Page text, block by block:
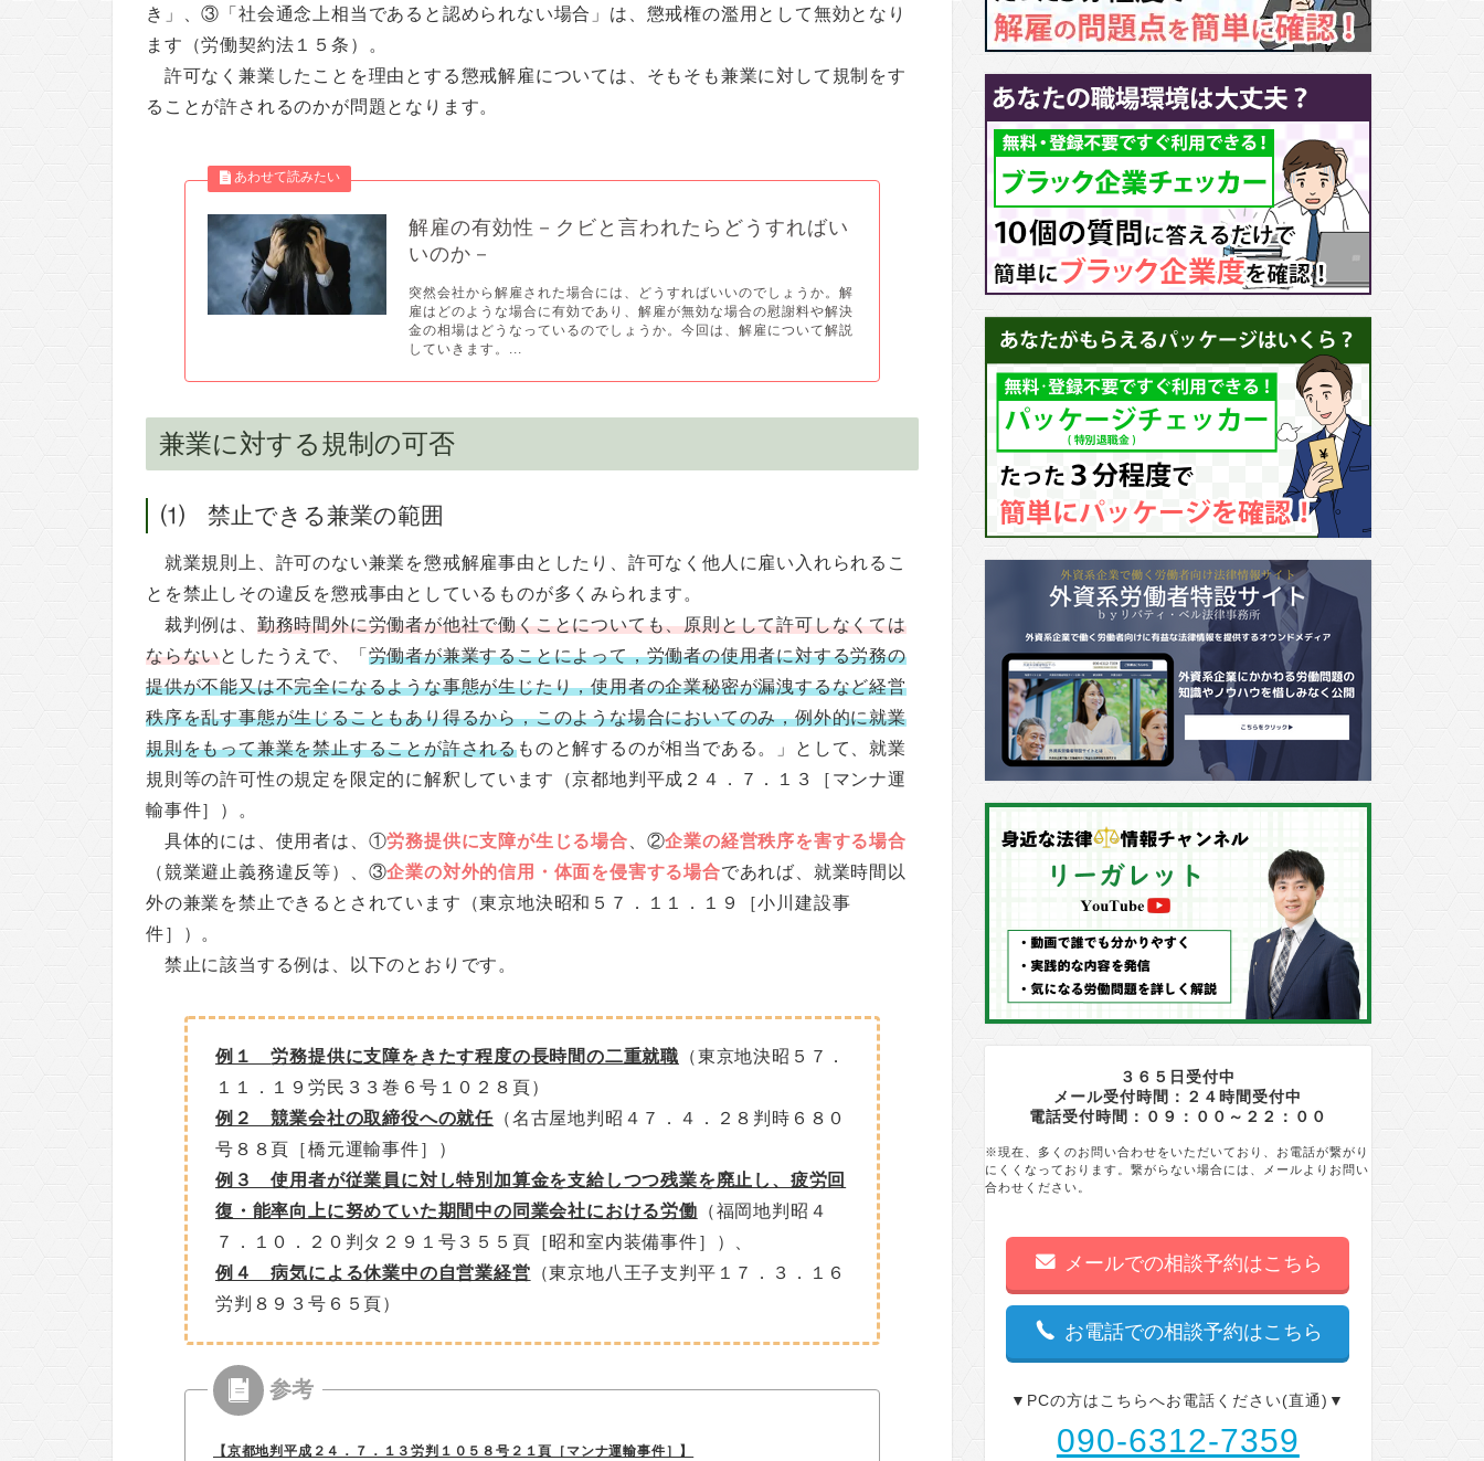
き」、③「社会通念上相当であると認められない場合」は、懲戒権の濫用として無効となり
ます（労働契約法１５条）。
許可なく兼業したことを理由とする懲戒解雇については、そもそも兼業に対して規制をす
ることが許されるのかが問題となります。
解雇の有効性－クビと言われたらどうすればい
いのか－
突然会社から解雇された場合には、どうすればいいのでしょうか。解
雇はどのような場合に有効であり、解雇が無効な場合の慰謝料や解決
金の相場はどうなっているのでしょうか。今回は、解雇について解説
していきます。...
兼業に対する規制の可否
⑴ 禁止できる兼業の範囲
就業規則上、許可のない兼業を懲戒解雇事由としたり、許可なく他人に雇い入れられるこ
とを禁止しその違反を懲戒事由としているものが多くみられます。
裁判例は、 勤務時間外に労働者が他社で働くことについても、原則として許可しなくては
ならないとしたうえで、「 労働者が兼業することによって，労働者の使用者に対する労務の
提供が不能又は不完全になるような事態が生じたり，使用者の企業秘密が漏洩するなど経営
秩序を乱す事態が生じることもあり得るから，このような場合においてのみ，例外的に就業
規則をもって兼業を禁止することが許されるものと解するのが相当である。」として、就業
規則等の許可性の規定を限定的に解釈しています（京都地判平成２４．７．１３［マンナ運
輸事件］）。
具体的には、使用者は、①労務提供に支障が生じる場合 、②企業の経営秩序を害する場合
（競業避止義務違反等）、③企業の対外的信用・体面を侵害する場合であれば、就業時間以
外の兼業を禁止できるとされています（東京地決昭和５７．１１．１９［小川建設事
件］）。
禁止に該当する例は、以下のとおりです。
例１労務提供に支障をきたす程度の長時間の二重就職 （東京地決昭５７．
１１．１９労民３３巻６号１０２８頁）
例２ 競業会社の取締役への就任（名古屋地判昭４７．４．２８判時６８０
号８８頁［橋元運輸事件］）
例３ 使用者が従業員に対し特別加算金を支給しつつ残業を廃止し、疲労回
復・能率向上に努めていた期間中の同業会社における労働 （福岡地判昭４
７．１０．２０判タ２９１号３５５頁［昭和室内装備事件］）、
例４ 病気による休業中の自営業経営 （東京地八王子支判平１７．３．１６
労判８９３号６５頁）
【京都地判平成２４．７．１３労判１０５８号２１頁［マンナ運輸事件］】
３６５日受付中
メール受付時間：２４時間受付中
電話受付時間：０９：００～２２：００
※現在、多くのお問い合わせをいただいており、お電話が繋がり
にくくなっております。繋がらない場合には、メールよりお問い
合わせください。
メールでの相談予約はこちら
お電話での相談予約はこちら
▼PCの方はこちらへお電話ください(直通)▼
090-6312-7359